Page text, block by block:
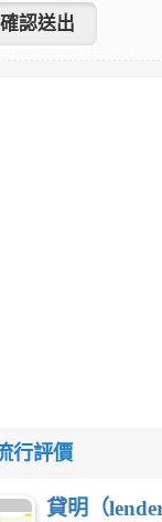
行評價
貸明（